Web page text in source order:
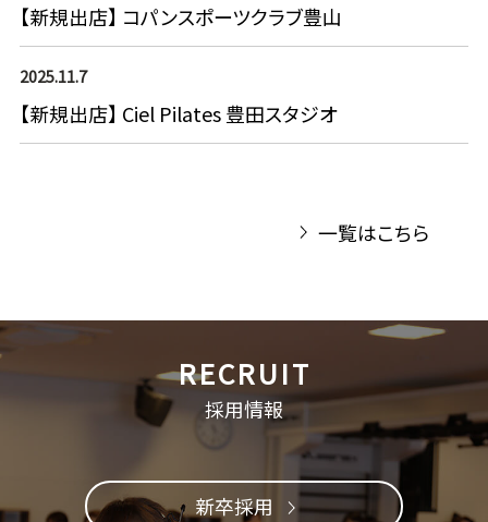
【新規出店】 コパンスポーツクラブ豊山
【新規出店】 Ciel Pilates 豊田スタジオ
2025.11.7
一覧はこちら
採用情報
新卒採用